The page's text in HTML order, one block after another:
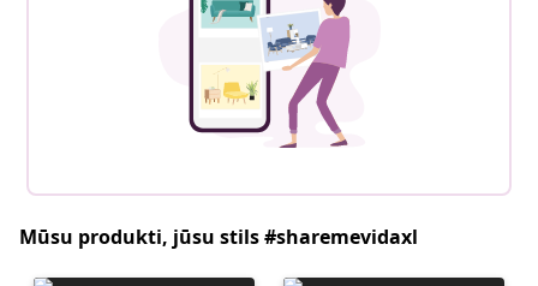
Mūsu produkti, jūsu stils #sharemevidaxl